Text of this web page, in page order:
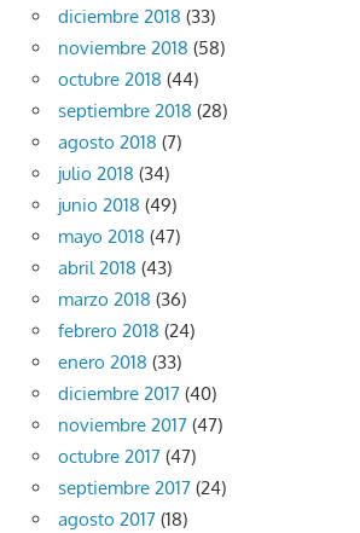
diciembre 2018 (33)
noviembre 2018 (58)
octubre 2018 (44)
septiembre 2018 (28)
agosto 2018 (7)
julio 2018 (34)
junio 2018 (49)
mayo 2018 (47)
abril 2018 (43)
marzo 2018 (36)
febrero 2018 (24)
enero 2018 (33)
diciembre 2017 (40)
noviembre 2017 (47)
octubre 2017 (47)
septiembre 2017 (24)
agosto 2017 (18)